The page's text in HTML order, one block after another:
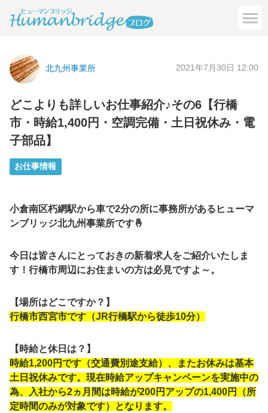
北九州事業所 2021年7月30日 12:00
どこよりも詳しいお仕事紹介♪その6【行橋
市・時給1,400円・空調完備・土日祝休み・電
子部品】
お仕事情報
小倉南区朽網駅から車で2分の所に事務所があるヒューマ
ンブリッジ北九州事業所です🤞
今日は皆さんにとっておきの新着求人をご紹介いたしま
す！行橋市周辺にお住まいの方は必見ですよ～。
【場所はどこですか？】
行橋市西宮市です（JR行橋駅から徒歩10分）
【時給と休日は？】
時給1,200円です（交通費別途支給）、またお休みは基本
土日祝休みです。現在時給アップキャンペーンを実施中の
為、入社から2ヵ月間は時給が200円アップの1,400円（所
定時間のみが対象です）となります。